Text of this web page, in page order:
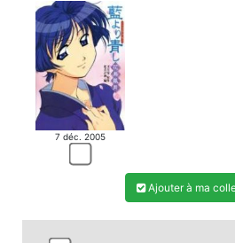
7 déc. 2005
Ajouter à ma